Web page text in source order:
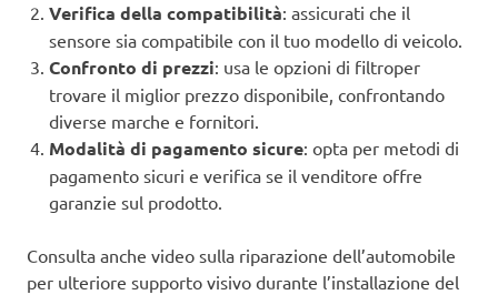
Verifica della compatibilità: assicurati che il
sensore sia compatibile con il tuo modello di veicolo.
Confronto di prezzi: usa le opzioni di filtroper
trovare il miglior prezzo disponibile, confrontando
diverse marche e fornitori.
Modalità di pagamento sicure: opta per metodi di
pagamento sicuri e verifica se il venditore offre
garanzie sul prodotto.
Consulta anche video sulla riparazione dell’automobile
per ulteriore supporto visivo durante l’installazione del